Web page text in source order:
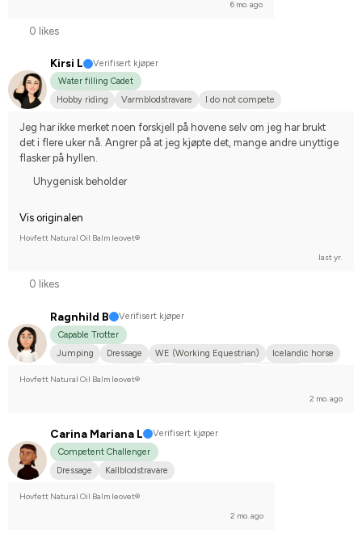
6 mo. ago
0 likes
Kirsi L
Verifisert kjøper
Water filling Cadet
Hobby riding
Varmblodstravare I do not compete
Jeg har ikke merket noen forskjell på hovene selv om jeg har brukt
det i flere uker nå. Angrer på at jeg kjøpte det, mange andre unyttige
flasker på hyllen.
Uhygenisk beholder
Vis originalen
Hovfett Natural Oil Balm leovet®
last yr.
0 likes
Ragnhild B
Verifisert kjøper
Capable Trotter
Jumping
Dressage WE (Working Equestrian)
Icelandic horse
Hovfett Natural Oil Balm leovet®
2 mo. ago
Carina Mariana L
Verifisert kjøper
Competent Challenger
Dressage
Kallblodstravare
Hovfett Natural Oil Balm leovet®
2 mo. ago